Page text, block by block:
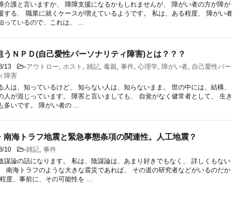
介護と言いますか、 障障支援になるかもしれませんが、 障がい者の方が障が
する、 職業に就くケースが増えているようです。 私は、ある程度、 障がい者
っているので、これは、 ...
うＮＰＤ(自己愛性パーソナリティ障害)とは？？？
13 -アウトロー, ホスト , 雑記, 毒親, 事件, 心理学, 障がい者, 自己愛性パー
障害
人は、知っているけど、 知らない人は、知らないまま。 世の中には、結構、
人が混じっています。 障害と言いましても、 自覚がなく健常者として、 生き
多いです。 障がい者の ...
南海トラフ地震と緊急事態条項の関連性。人工地震？
10 -雑記, 事件
謀論の話になります。 私は、陰謀論は、あまり好きでもなく、 詳しくもない
南海トラフのような大きな震災であれば、 その道の研究者などがいるのだか
度、事前に、その可能性を ...